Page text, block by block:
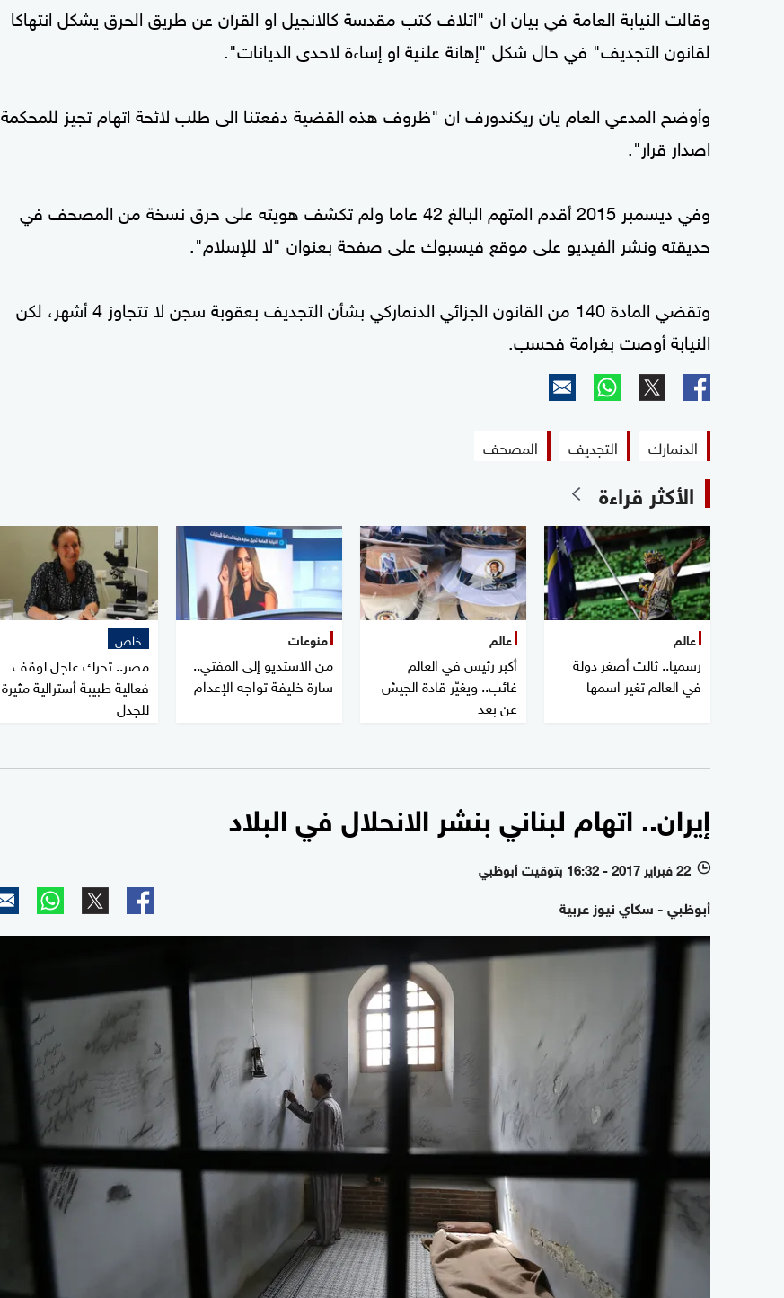
وقالت النيابة العامة في بيان ان "اتلاف كتب مقدسة كالانجيل او القرآن عن طريق الحرق يشكل انتهاكا
لقانون التجديف" في حال شكل "إهانة علنية او إساءة لاحدى الديانات".
وأوضح المدعي العام يان ريكندورف ان "ظروف هذه القضية دفعتنا الى طلب لائحة اتهام تجيز للمحكمة
اصدار قرار".
وفي ديسمبر 2015 أقدم المتهم البالغ 42 عاما ولم تكشف هويته على حرق نسخة من المصحف في
حديقته ونشر الفيديو على موقع فيسبوك على صفحة بعنوان "لا للإسلام".
وتقضي المادة 140 من القانون الجزائي الدنماركي بشأن التجديف بعقوبة سجن لا تتجاوز 4 أشهر، لكن
النيابة أوصت بغرامة فحسب.
الدنمارك التجديف المصحف
الأكثر قراءة
عالم
رسميا.. ثالث أصغر دولة
في العالم تغير اسمها
عالم
أكبر رئيس في العالم
غائب.. ويغيّر قادة الجيش
عن بعد
منوعات
من الاستديو إلى المفتي..
سارة خليفة تواجه الإعدام
خاص
مصر.. تحرك عاجل لوقف
فعالية طبيبة أسترالية مثيرة
للجدل
إيران.. اتهام لبناني بنشر الانحلال في البلاد
l 22 فبراير 2017 - 16:32 بتوقيت أبوظبي
أبوظبي - سكاي نيوز عربية